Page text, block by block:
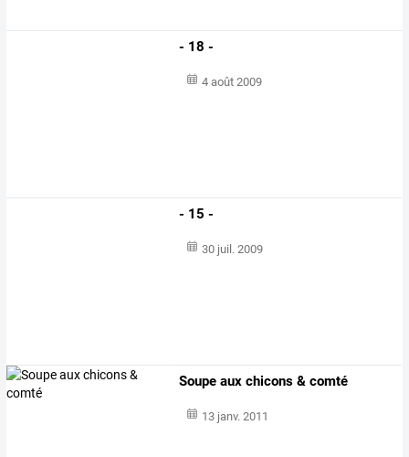
- 18 -
4 août 2009
- 15 -
30 juil. 2009
Soupe aux chicons & comté
13 janv. 2011